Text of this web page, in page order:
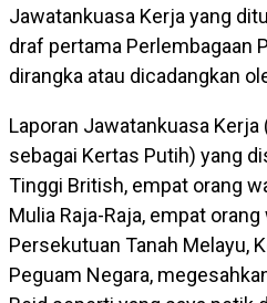
Jawatankuasa Kerja yang
draf pertama Perlembagaan
dirangka atau dicadangkan
Laporan Jawatankuasa
sebagai Kertas Putih) yang
Tinggi British, empat orang
Mulia Raja-Raja, empat
Persekutuan Tanah Melayu,
Peguam Negara,